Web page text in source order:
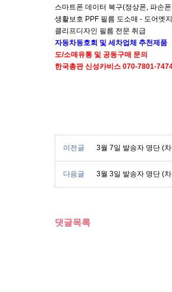
스마트폰 데이터 복구(정상폰, 파손
생활보호 PPF 필름 도소매 - 도어엣
클리프디자인 필름 전문 취급
자동차동호회 및 세차업체 추천제품
도/소매 유통 및 공동구매 문의
한국총판 신성카비스 070-7801-
이전글 3월 7일 발송자 명단 (
다음글 3월 3일 발송자 명단 (
댓글목록